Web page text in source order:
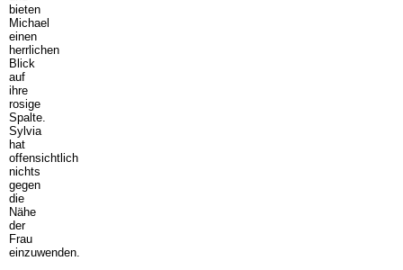
bieten
Michael
einen
herrlichen
Blick
auf
ihre
rosige
Spalte.
Sylvia
hat
offensichtlich
nichts
gegen
die
Nähe
der
Frau
einzuwenden.